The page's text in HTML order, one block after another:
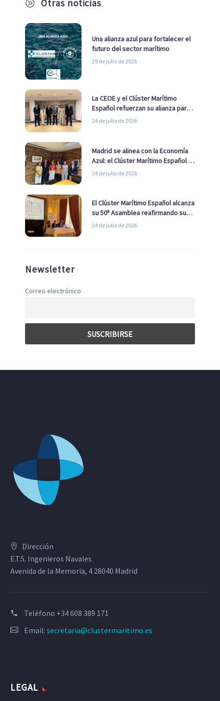
A Otras noticias
Una alianza azul para fortalecer el
futuro del sector marítimo
29 de julio de 2026
La CEOE y el Clúster Marítimo
Español refuerzan su alianza para
impulsar una estrategia Nacional
24 de julio de 2026
Madrid se alinea con la Economía
Azul: el Clúster Marítimo Español y
la Real Liga Naval avanzan alianzas
24 de julio de 2026
El Clúster Marítimo Español alcanza
su 50ª Asamblea reafirmando su
liderazgo en la Economía Azul
24 de julio de 2026
Newsletter
Correo electrónico
Dirección
E.T.S. Ingenieros Navales
Avenida de la Memoria, 4 28040 Madrid
Teléfono +34 608 389 171
Email: secretaria@clustermaritimo.es
LEGAL